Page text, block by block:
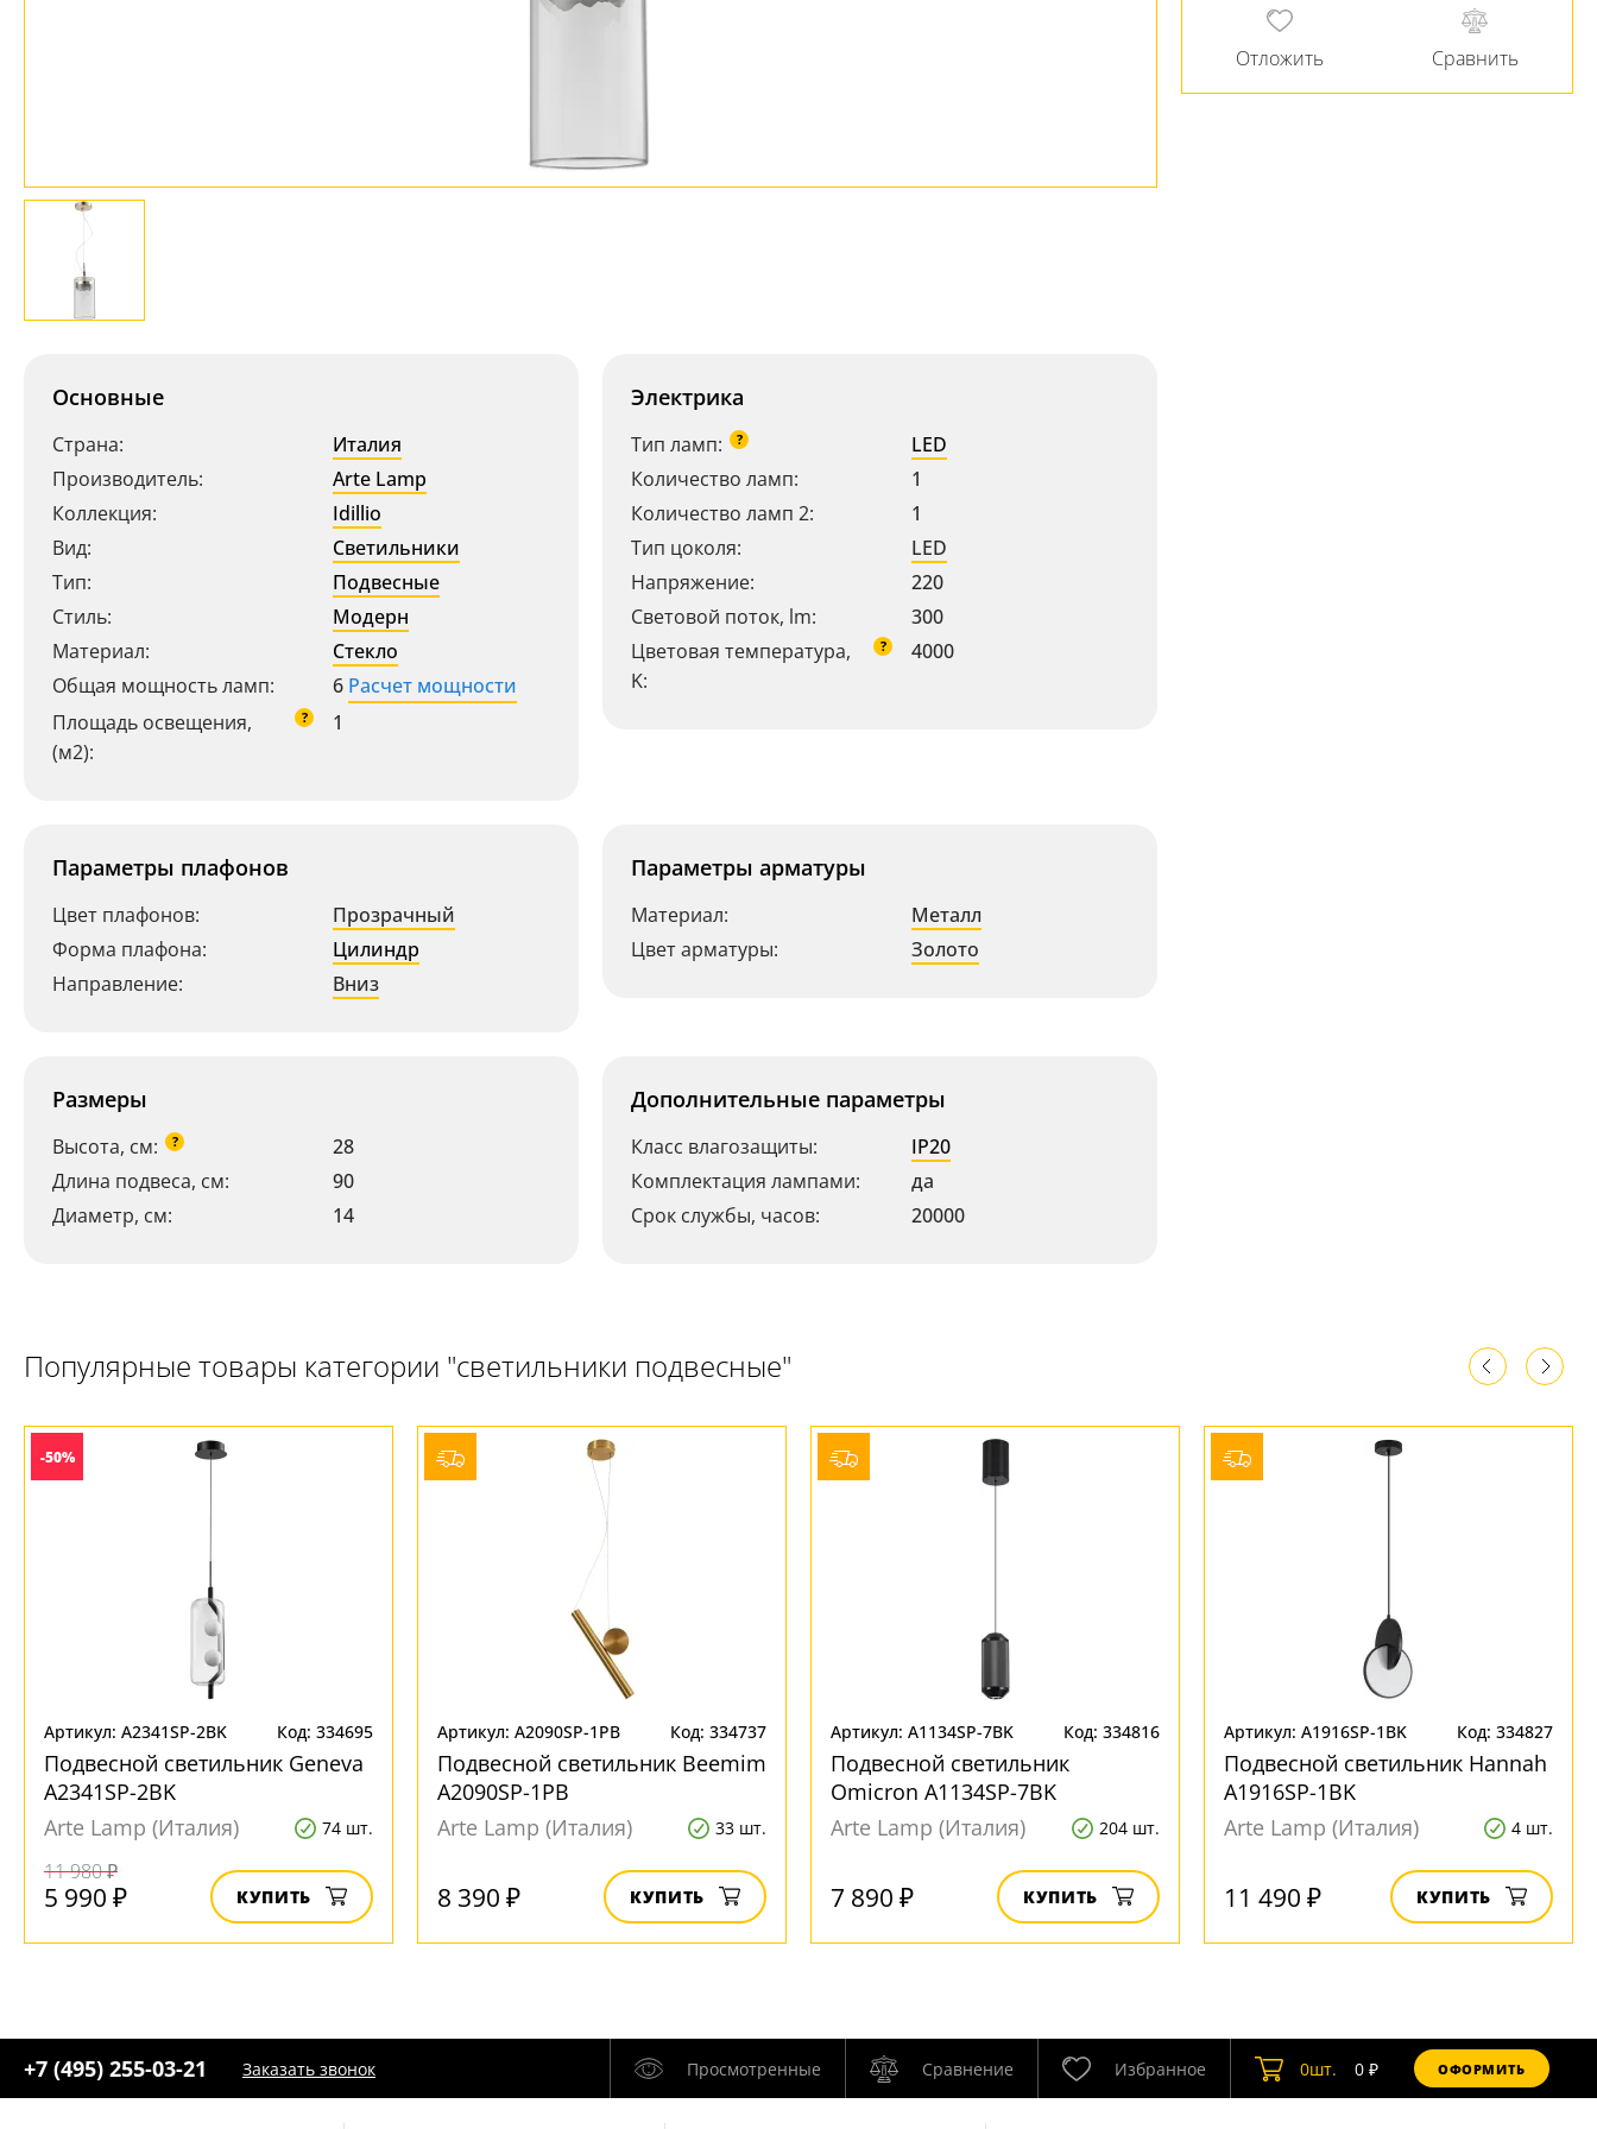
+7 (800) 775-63-32
+7 (495) 255-03-21 - бесплатная доставка
Основные
Страна:
Италия
Производитель:
Arte Lamp
Коллекция:
Idillio
Вид:
Светильники
Тип:
Подвесные
Стиль:
Модерн
Материал:
Стекло
Общая мощность ламп:
6 Расчет мощности
Площадь освещения,
(м2):
? 1
Электрика
Тип ламп: ?
LED
Количество ламп:
1
Количество ламп 2:
1
Тип цоколя:
LED
Напряжение:
220
Световой поток, lm:
300
Цветовая температура,
K:
? 4000
Параметры плафонов
Цвет плафонов:
Прозрачный
Форма плафона:
Цилиндр
Направление:
Вниз
Параметры арматуры
Материал:
Металл
Цвет арматуры:
Золото
Размеры
Высота, см: ?
28
Длина подвеса, см:
90
Диаметр, см:
14
Дополнительные параметры
Класс влагозащиты:
IP20
Комплектация лампами:
да
Срок службы, часов:
20000
Популярные товары категории "светильники подвесные"
-50%
Артикул: A2341SP-2BK Код: 334695
Подвесной светильник Geneva
A2341SP-2BK
Arte Lamp (Италия)
74 шт.
11 980 ₽
5 990 ₽ КУПИТЬ
Артикул: A2090SP-1PB Код: 334737
Подвесной светильник Beemim
A2090SP-1PB
Arte Lamp (Италия)
33 шт.
8 390 ₽ КУПИТЬ
Артикул: A1134SP-7BK Код: 334816
Подвесной светильник
Omicron A1134SP-7BK
Arte Lamp (Италия)
204 шт.
7 890 ₽ КУПИТЬ
Артикул: A1916SP-1BK Код: 334827
Подвесной светильник Hannah
A1916SP-1BK
Arte Lamp (Италия)
4 шт.
11 490 ₽ КУПИТЬ
+7 (495) 255-03-21 Заказать звонок Просмотренные Сравнение Избранное 0шт. 0₽ ОФОРМИТЬ